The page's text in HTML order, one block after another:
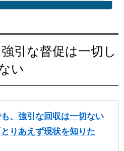
引な督促は一切し
い
、強引な回収は一切ない
りあえず現状を知りた